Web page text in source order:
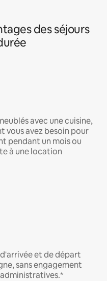
des séjours
avec une cuisine,
vous avez besoin pour
pendant un mois ou
à une location
et de départ
sans engagement